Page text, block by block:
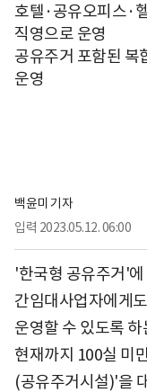
호텔·공유오피스·
직영으로 운영
공유주거 포함된 복
운영
백윤미 기자
입력 2023.05.12. 06:00
'한국형 공유주거'
간임대사업자에게
운영할 수 있도록
현재까지 100실 미
(공유주거시설)'을